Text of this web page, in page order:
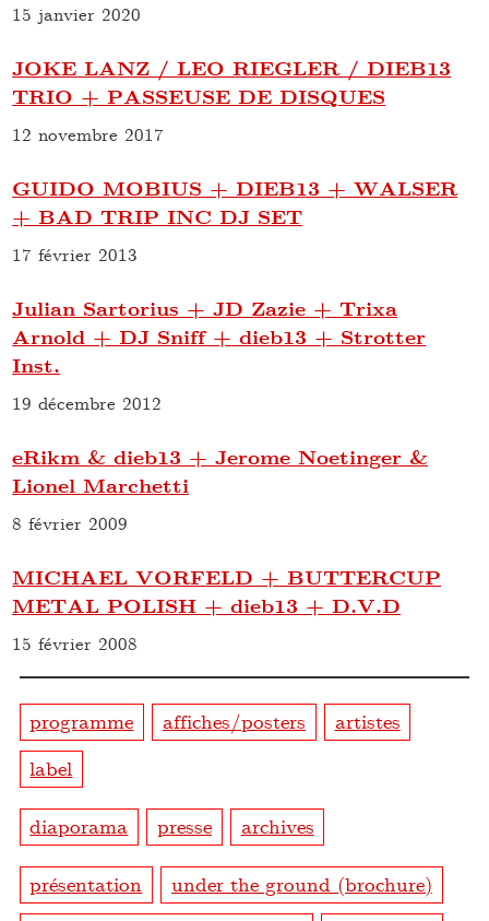
15 janvier 2020
JOKE LANZ / LEO RIEGLER / DIEB13
TRIO + PASSEUSE DE DISQUES
12 novembre 2017
GUIDO MOBIUS + DIEB13 + WALSER
+ BAD TRIP INC DJ SET
17 février 2013
Julian Sartorius + JD Zazie + Trixa
Arnold + DJ Sniff + dieb13 + Strotter
Inst.
19 décembre 2012
eRikm & dieb13 + Jerome Noetinger &
Lionel Marchetti
8 février 2009
MICHAEL VORFELD + BUTTERCUP
METAL POLISH + dieb13 + D.V.D
15 février 2008
programme affiches/posters
artistes
label
diaporama presse archives
présentation
under the ground (brochure)